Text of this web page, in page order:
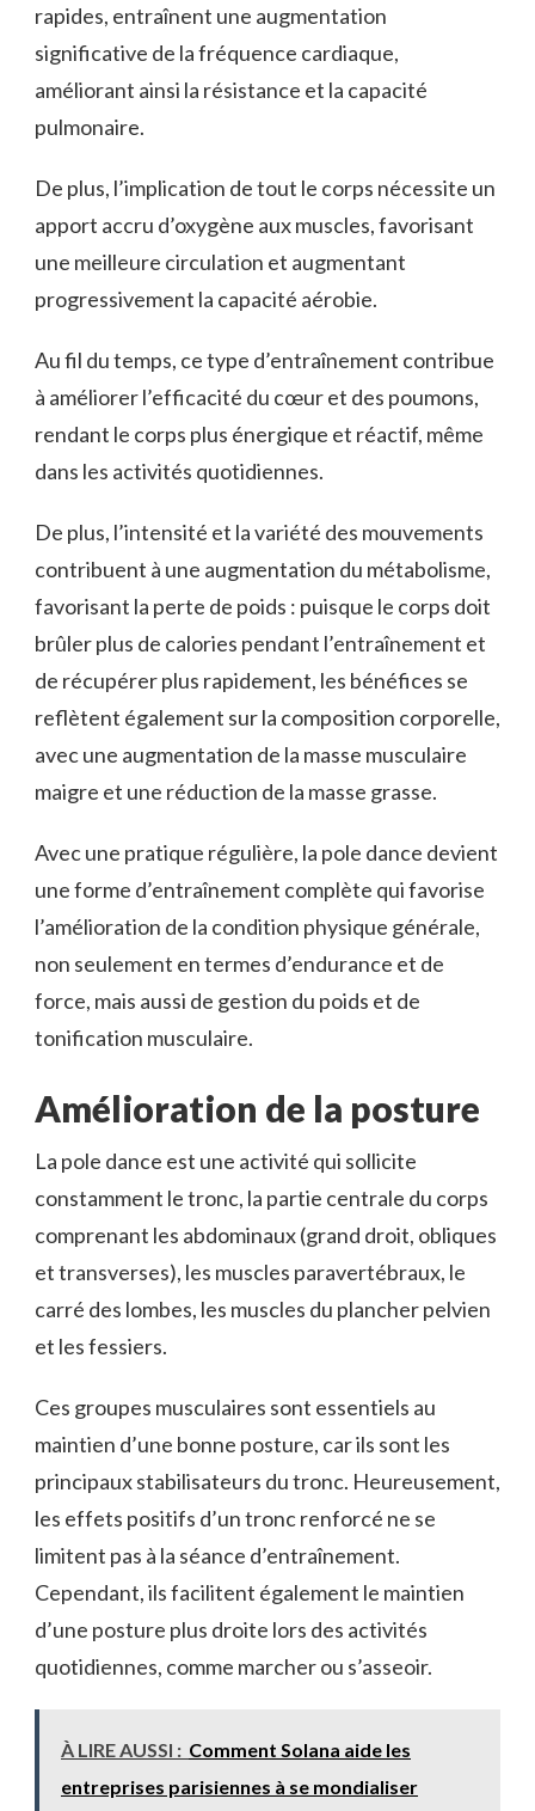
rapides, entraînent une augmentation
significative de la fréquence cardiaque,
améliorant ainsi la résistance et la capacité
pulmonaire.
De plus, l’implication de tout le corps nécessite un
apport accru d’oxygène aux muscles, favorisant
une meilleure circulation et augmentant
progressivement la capacité aérobie.
Au fil du temps, ce type d’entraînement contribue
à améliorer l’efficacité du cœur et des poumons,
rendant le corps plus énergique et réactif, même
dans les activités quotidiennes.
De plus, l’intensité et la variété des mouvements
contribuent à une augmentation du métabolisme,
favorisant la perte de poids : puisque le corps doit
brûler plus de calories pendant l’entraînement et
de récupérer plus rapidement, les bénéfices se
reflètent également sur la composition corporelle,
avec une augmentation de la masse musculaire
maigre et une réduction de la masse grasse.
Avec une pratique régulière, la pole dance devient
une forme d’entraînement complète qui favorise
l’amélioration de la condition physique générale,
non seulement en termes d’endurance et de
force, mais aussi de gestion du poids et de
tonification musculaire.
Amélioration de la posture
La pole dance est une activité qui sollicite
constamment le tronc, la partie centrale du corps
comprenant les abdominaux (grand droit, obliques
et transverses), les muscles paravertébraux, le
carré des lombes, les muscles du plancher pelvien
et les fessiers.
Ces groupes musculaires sont essentiels au
maintien d’une bonne posture, car ils sont les
principaux stabilisateurs du tronc. Heureusement,
les effets positifs d’un tronc renforcé ne se
limitent pas à la séance d’entraînement.
Cependant, ils facilitent également le maintien
d’une posture plus droite lors des activités
quotidiennes, comme marcher ou s’asseoir.
À LIRE AUSSI : Comment Solana aide les
entreprises parisiennes à se mondialiser